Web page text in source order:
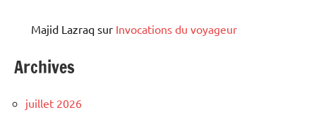
Majid Lazraq sur Invocations du voyageur
Archives
juillet 2026